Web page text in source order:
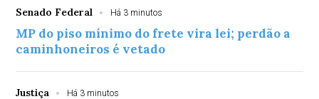
Senado Federal Há 3 minutos
MP do piso mínimo do frete vira lei; perdão a
caminhoneiros é vetado
Justiça Há 3 minutos